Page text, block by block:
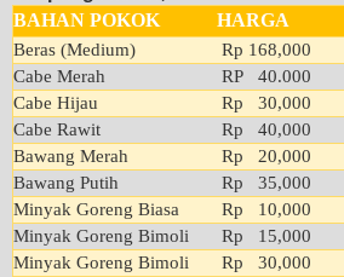
BAHAN POKOK
HARGA
Beras (Medium)
Rp 168,000
Cabe Merah
RP 40.000
Cabe Hijau
Rp 30,000
Cabe Rawit
Rp 40,000
Bawang Merah
Rp 20,000
Bawang Putih
Rp 35,000
Minyak Goreng Biasa
Rp 10,000
Minyak Goreng Bimoli
Rp 15,000
Minyak Goreng Bimoli
Rp 30,000